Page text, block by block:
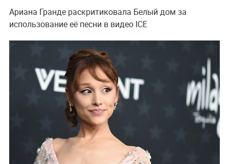
Ариана Гранде раскритиковала Белый дом за
использование её песни в видео ICE